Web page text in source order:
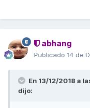
abhang
Publicado 14 de
En 13/12/2018 a
dijo: